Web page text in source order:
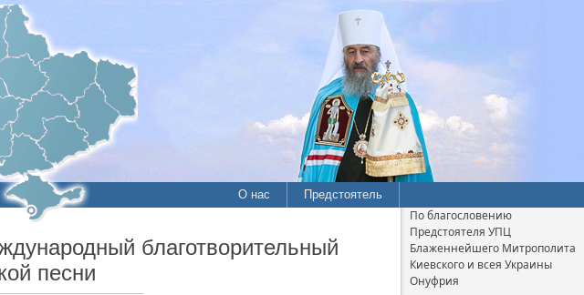
О нас Предстоятель
благотворительный
песни
По благословению
Предстоятеля УПЦ
Блаженнейшего Митрополита
Киевского и всея Украины
Онуфрия